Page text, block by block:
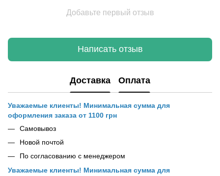
Добавьте первый отзыв
Написать отзыв
Доставка Оплата
Уважаемые клиенты! Минимальная сумма для
оформления заказа от 1100 грн
Самовывоз
Новой почтой
По согласованию с менеджером
Уважаемые клиенты! Минимальная сумма для